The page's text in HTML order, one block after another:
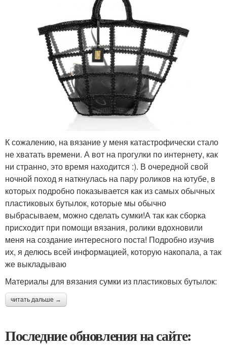
К сожалению, на вязание у меня катастрофически стало
не хватать времени. А вот на прогулки по интернету, как
ни странно, это время находится :). В очередной свой
ночной поход я наткнулась на пару роликов на ютубе, в
которых подробно показывается как из самых обычных
пластиковых бутылок, которые мы обычно
выбрасываем, можно сделать сумки!А так как сборка
присходит при помощи вязания, ролики вдохновили
меня на создание интересного поста! Подробно изучив
их, я делюсь всей информацией, которую накопала, а так
же выкладываю
Материалы для вязания сумки из пластиковых бутылок:
читать дальше →
Последние обновления на сайте: